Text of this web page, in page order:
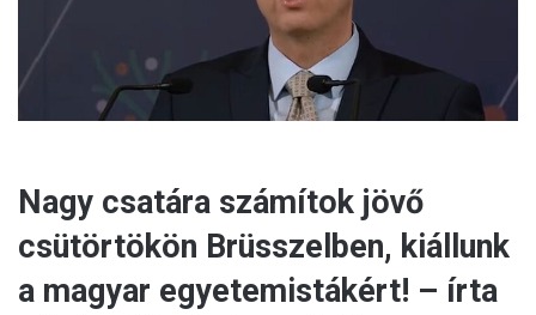
Nagy csatára számítok jövő
csütörtökön Brüsszelben, kiállunk
a magyar egyetemistákért! – írta